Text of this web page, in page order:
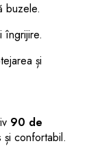
buzele.
îngrijire.
și
90 de
confortabil.